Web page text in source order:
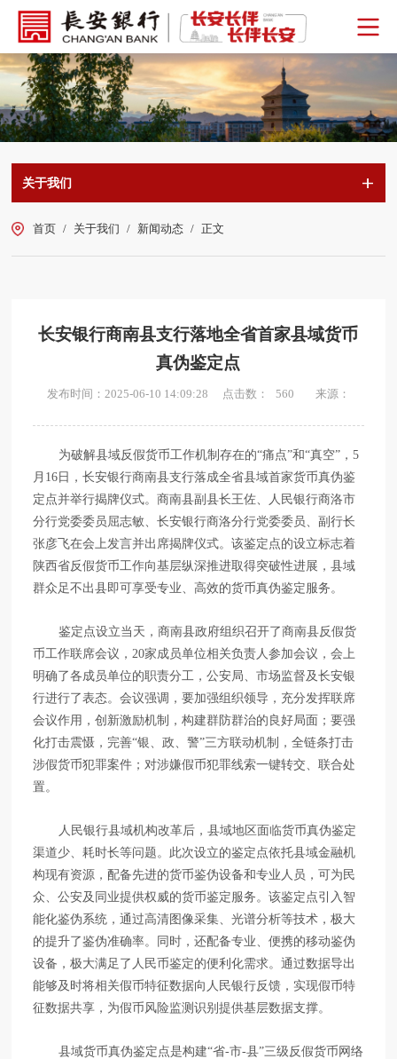
关于我们
首页 / 关于我们 / 新闻动态 / 正文
长安银行商南县支行落地全省首家县域货币
真伪鉴定点
发布时间：2025-06-10 14:09:28 点击数： 560 来源：
为破解县域反假货币工作机制存在的“痛点”和“真空”，5
月16日，长安银行商南县支行落成全省县域首家货币真伪鉴
定点并举行揭牌仪式。商南县副县长王佐、人民银行商洛市
分行党委委员屈志敏、长安银行商洛分行党委委员、副行长
张彦飞在会上发言并出席揭牌仪式。该鉴定点的设立标志着
陕西省反假货币工作向基层纵深推进取得突破性进展，县域
群众足不出县即可享受专业、高效的货币真伪鉴定服务。
鉴定点设立当天，商南县政府组织召开了商南县反假货
币工作联席会议，20家成员单位相关负责人参加会议，会上
明确了各成员单位的职责分工，公安局、市场监督及长安银
行进行了表态。会议强调，要加强组织领导，充分发挥联席
会议作用，创新激励机制，构建群防群治的良好局面；要强
化打击震慑，完善“银、政、警”三方联动机制，全链条打击
涉假货币犯罪案件；对涉嫌假币犯罪线索一键转交、联合处
置。
人民银行县域机构改革后，县域地区面临货币真伪鉴定
渠道少、耗时长等问题。此次设立的鉴定点依托县域金融机
构现有资源，配备先进的货币鉴伪设备和专业人员，可为民
众、公安及同业提供权威的货币鉴定服务。该鉴定点引入智
能化鉴伪系统，通过高清图像采集、光谱分析等技术，极大
的提升了鉴伪准确率。同时，还配备专业、便携的移动鉴伪
设备，极大满足了人民币鉴定的便利化需求。通过数据导出
能够及时将相关假币特征数据向人民银行反馈，实现假币特
征数据共享，为假币风险监测识别提供基层数据支撑。
县域货币真伪鉴定点是构建“省-市-县”三级反假货币网络